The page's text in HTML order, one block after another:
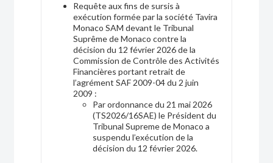
Les activités financières
Gestion, conseil et réception / transmission
d’ordres
Tenue de compte-conservation
Multi family office
Exercer une activité financière
Démarches
Requête aux fins de sursis à
exécution formée par la société Tavira
Monaco SAM devant le Tribunal
Suprême de Monaco contre la
décision du 12 février 2026 de la
Commission de Contrôle des Activités
Financières portant retrait de
l’agrément SAF 2009-04 du 2 juin
2009 :
Par ordonnance du 21 mai 2026
(TS2026/16SAE) le Président du
Tribunal Supreme de Monaco a
suspendu l’exécution de la
décision du 12 février 2026.